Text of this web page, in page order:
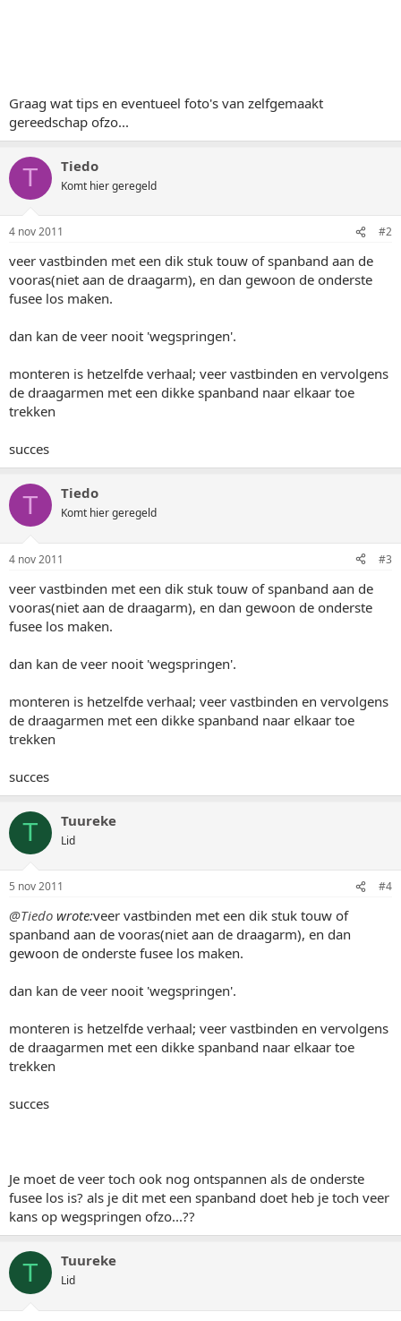
Graag wat tips en eventueel foto's van zelfgemaakt
gereedschap ofzo...
T Tiedo
Komt hier geregeld
4 nov 2011 #2
veer vastbinden met een dik stuk touw of spanband aan de
vooras(niet aan de draagarm), en dan gewoon de onderste
fusee los maken.
dan kan de veer nooit 'wegspringen'.
monteren is hetzelfde verhaal; veer vastbinden en vervolgens
de draagarmen met een dikke spanband naar elkaar toe
trekken
succes
T Tiedo
Komt hier geregeld
4 nov 2011 #3
veer vastbinden met een dik stuk touw of spanband aan de
vooras(niet aan de draagarm), en dan gewoon de onderste
fusee los maken.
dan kan de veer nooit 'wegspringen'.
monteren is hetzelfde verhaal; veer vastbinden en vervolgens
de draagarmen met een dikke spanband naar elkaar toe
trekken
succes
T Tuureke
Lid
5 nov 2011 #4
@Tiedo wrote:veer vastbinden met een dik stuk touw of
spanband aan de vooras(niet aan de draagarm), en dan
gewoon de onderste fusee los maken.
dan kan de veer nooit 'wegspringen'.
monteren is hetzelfde verhaal; veer vastbinden en vervolgens
de draagarmen met een dikke spanband naar elkaar toe
trekken
succes
Je moet de veer toch ook nog ontspannen als de onderste
fusee los is? als je dit met een spanband doet heb je toch veer
kans op wegspringen ofzo...??
T Tuureke
Lid